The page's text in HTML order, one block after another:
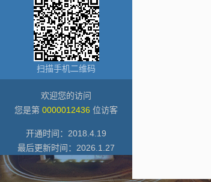
扫描手机二维码
欢迎您的访问
您是第 0000012436 位访客
开通时间： 2018 4 19
最后更新时间： 2026 1 27